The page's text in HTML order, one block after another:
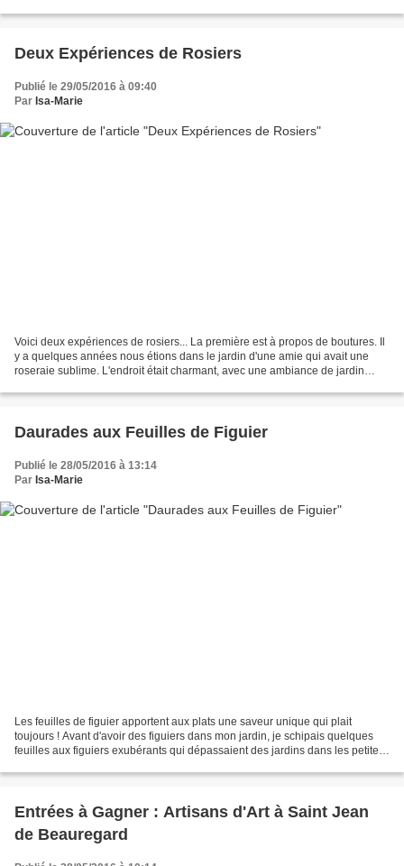
Deux Expériences de Rosiers
Publié le 29/05/2016 à 09:40
Par Isa-Marie
Voici deux expériences de rosiers... La première est à propos de boutures. Il
y a quelques années nous étions dans le jardin d'une amie qui avait une
roseraie sublime. L'endroit était charmant, avec une ambiance de jardin
Daurades aux Feuilles de Figuier
Publié le 28/05/2016 à 13:14
Par Isa-Marie
Les feuilles de figuier apportent aux plats une saveur unique qui plait
toujours ! Avant d'avoir des figuiers dans mon jardin, je schipais quelques
feuilles aux figuiers exubérants qui dépassaient des jardins dans les petites
Entrées à Gagner : Artisans d'Art à Saint Jean
de Beauregard